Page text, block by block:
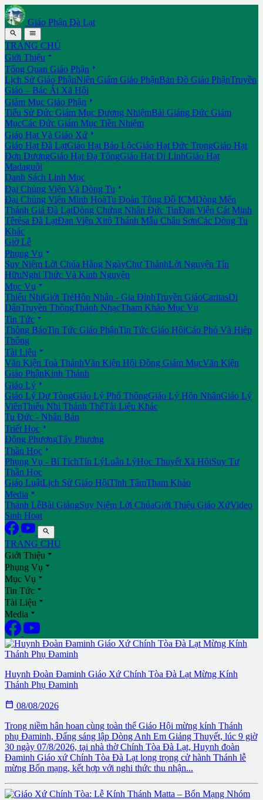
Giáo Phận Đà Lạt
 
TRANG CHỦ
Giới Thiệu 
Tổng Quan Giáo Phận 
Lịch Sử Giáo PhậnNiên Giám Giáo PhậnBản Đồ Giáo PhậnTruyền
Giáo – Bác Ái Xã Hội
Giám Mục Giáo Phận 
Tiểu Sử Đức Giám Mục Đương NhiệmBài Giảng Đức Giám
MụcCác Đức Giám Mục Tiền Nhiệm
Giáo Hạt Và Giáo Xứ 
Giáo Hạt Đà LạtGiáo Hạt Bảo LộcGiáo Hạt Đức TrọngGiáo Hạt
Đơn DươngGiáo Hạt Đạ TôngGiáo Hạt Di LinhGiáo Hạt
Madaguôi
Danh Sách Linh Mục
Đại Chủng Viện Và Dòng Tu 
Đại Chủng Viện Minh HoàTu Đoàn Tông Đồ ICMDòng Mến
Thánh Giá Đà LạtDòng Chứng Nhân Đức TinĐan Viện Cát Minh
Têrêsa Đà LạtĐan Viện Xitô Thánh Mẫu Châu SơnCác Dòng Tu
Khác
Giờ Lễ
Phụng Vụ 
Suy Niệm Lời Chúa Hằng NgàyChư ThánhLời Nguyện Tín
HữuNghi Thức Và Kinh Nguyện
Mục Vụ 
Thiếu NhiGiới TrẻHôn Nhân - Gia ĐìnhTruyền GiáoCaritasDi
DânTruyền ThôngThánh NhạcTham Khảo Mục Vụ
Tin Tức 
Thông BáoTin Tức Giáo PhậnTin Tức Giáo HộiCáo Phó Và Hiệp
Thông
Tài Liệu 
Văn Kiện Toà ThánhVăn Kiện Hội Đồng Giám MụcVăn Kiện
Giáo PhậnKinh Thánh
Giáo Lý 
Giáo Lý Dự TòngGiáo Lý Phổ ThôngGiáo Lý Hôn NhânGiáo Lý
ViênThiếu Nhi Thánh ThểTài Liệu Khác
Tu Đức - Nhân Bản
Triết Học 
Đông PhươngTây Phương
Thần Học 
Phụng Vụ - Bí TíchTín LýLuân LýHọc Thuyết Xã HộiSuy Tư
Thần Học
Giáo LuậtLịch Sử Giáo HộiTĩnh TâmTham Khảo
Media 
Thánh LễBài GiảngSuy Niệm Lời ChúaGiới Thiệu Giáo XứVideo
Sinh Hoạt

TRANG CHỦ
Giới Thiệu 
Phụng Vụ 
Mục Vụ 
Tin Tức 
Tài Liệu 
Media 
Huynh Đoàn Đaminh Giáo Xứ Chính Tòa Đà Lạt Mừng Kính
Thánh Phụ Đaminh
 08/08/2026
Trong niềm hân hoan cùng toàn thể Giáo Hội mừng kính Thánh
phụ Đaminh, Đấng sáng lập Dòng Anh Em Giảng Thuyết, lúc 9 giờ
30 ngày 07/8/2026, tại nhà thờ Chính Tòa Đà Lạt, Huynh đoàn
Đaminh Giáo xứ Chính Tòa Đà Lạt long trọng cử hành Thánh lễ
mừng Bổn mạng, kết hợp với nghi thức thu nhận...